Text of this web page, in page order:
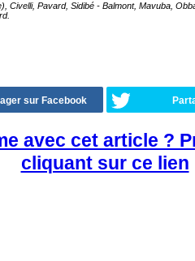
Civelli, Pavard, Sidibé - Balmont, Mavuba,
sur Facebook
avec cet article ?
cliquant sur ce lien